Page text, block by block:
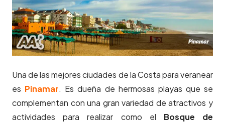
Una de las mejores ciudades de la Costa para veranear
es Pinamar. Es dueña de hermosas playas que se
complementan con una gran variedad de atractivos y
actividades para realizar como el Bosque de